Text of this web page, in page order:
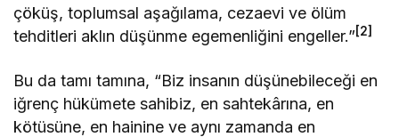
çöküş, toplumsal aşağılama, cezaevi ve ölüm
tehditleri aklın düşünme egemenliğini engeller.” [2]
Bu da tamı tamına, “Biz insanın düşünebileceği en
iğrenç hükümete sahibiz, en sahtekârına, en
kötüsüne, en hainine ve aynı zamanda en